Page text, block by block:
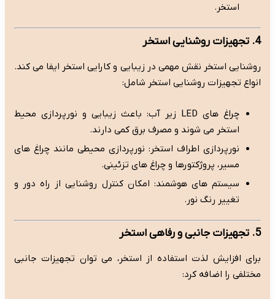
استخر.
4. تجهیزات روشنایی استخر
روشنایی استخر نقش مهمی در زیبایی و کارایی استخر ایفا می کند.
انواع تجهیزات روشنایی استخر شامل:
چراغ های LED زیر آب: باعث زیبایی و نورپردازی محیط
استخر می شوند و مصرف برق کمی دارند.
نورپردازی اطراف استخر: نورپردازی محیطی مانند چراغ های
مسیر، پروژکتورها و چراغ های تزئینی.
سیستم های هوشمند: امکان کنترل روشنایی از راه دور و
تغییر رنگ نور.
5. تجهیزات جانبی و رفاهی استخر
برای افزایش لذت استفاده از استخر، می توان تجهیزات جانبی
مختلفی را اضافه کرد: